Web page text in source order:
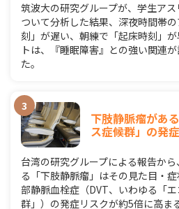
筑波大の研究グループが、学生ア
ついて分析した結果、深夜時間帯
刻」が遅い、朝練で「起床時刻」
トは、『睡眠障害』との強い関連
た。
下肢静脈瘤があ
ス症候群」の発
台湾の研究グループによる報告か
る「下肢静脈瘤」はその見た目・
部静脈血栓症（DVT、いわゆる「
群」）の発症リスクが約5倍に高ま